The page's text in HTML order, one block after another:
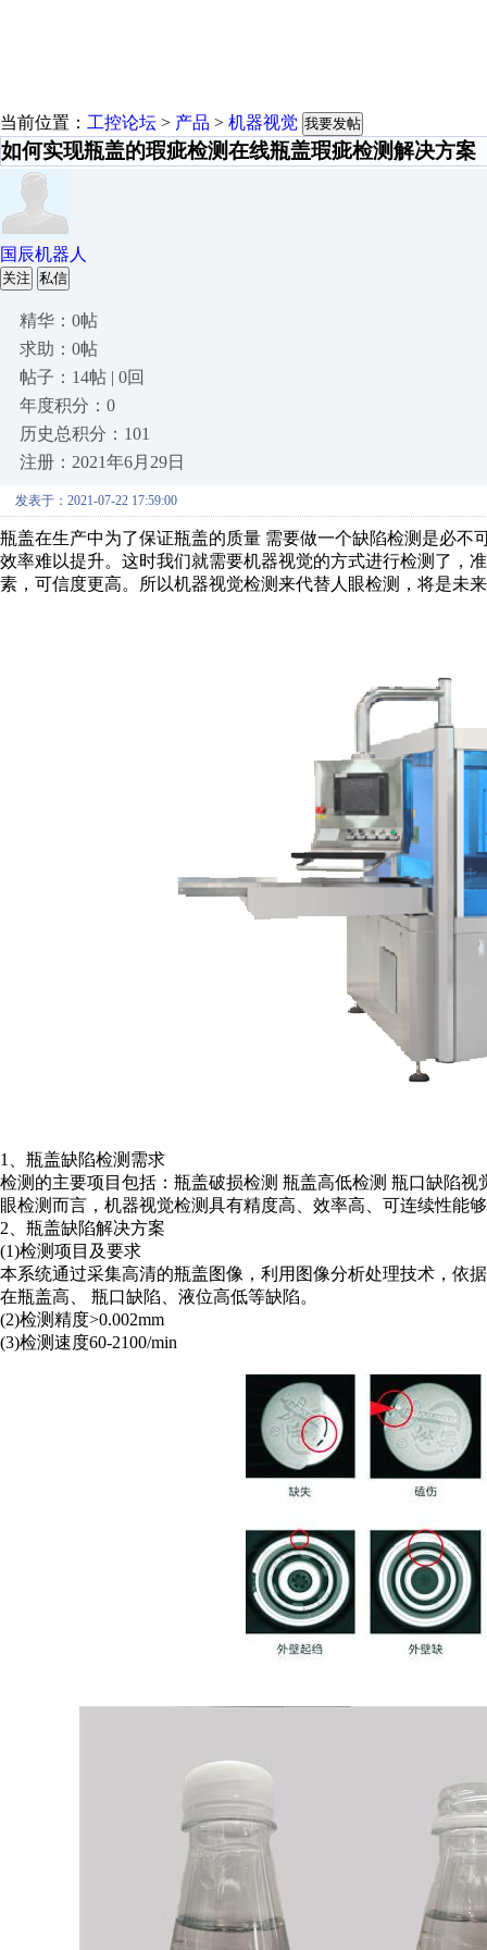
当前位置： 工控论坛 > 产品 > 机器视觉 我要发帖
如何实现瓶盖的瑕疵检测在线瓶盖瑕疵检测解决方案
国辰机器人
关注 私信
精华：0帖
求助：0帖
帖子：14帖 | 0回
年度积分：0
历史总积分：101
注册：2021年6月29日
发表于：2021-07-22 17:59:00
瓶盖在生产中为了保证瓶盖的质量 需要做一个缺陷检测是必
效率难以提升。这时我们就需要机器视觉的方式进行检测了，
素，可信度更高。所以机器视觉检测来代替人眼检测，将是未
1、瓶盖缺陷检测需求
检测的主要项目包括：瓶盖破损检测 瓶盖高低检测 瓶口缺陷
眼检测而言，机器视觉检测具有精度高、效率高、可连续性能
2、瓶盖缺陷解决方案
(1)检测项目及要求
本系统通过采集高清的瓶盖图像，利用图像分析处理技术，依
在瓶盖高、 瓶口缺陷、液位高低等缺陷。
(2)检测精度>0.002mm
(3)检测速度60-2100/min